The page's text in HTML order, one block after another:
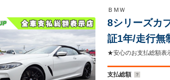
ＢＭＷ
8シリーズカ
証1年/走行
ンファイバ
スマキー
支払総額